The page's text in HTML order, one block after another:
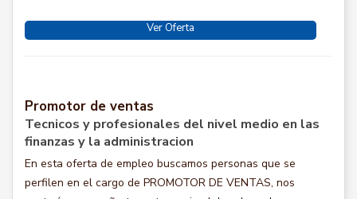
Ver Oferta
Promotor de ventas
Tecnicos y profesionales del nivel medio en las
finanzas y la administracion
En esta oferta de empleo buscamos personas que se
perfilen en el cargo de PROMOTOR DE VENTAS, nos